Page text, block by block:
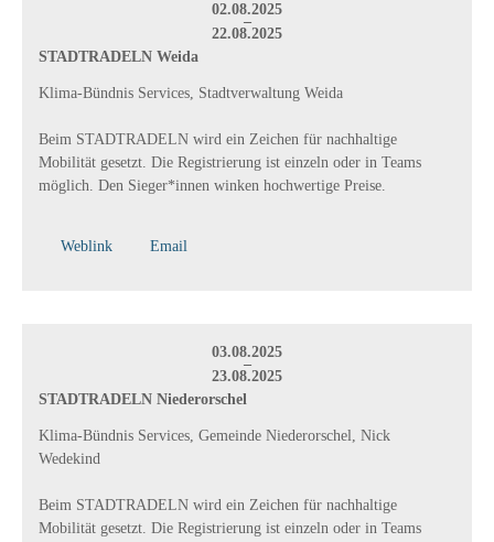
02.08.2025
–
22.08.2025
STADTRADELN Weida
Klima-Bündnis Services, Stadtverwaltung Weida
Beim STADTRADELN wird ein Zeichen für nachhaltige
Mobilität gesetzt. Die Registrierung ist einzeln oder in Teams
möglich. Den Sieger*innen winken hochwertige Preise.
Weblink Email
03.08.2025
–
23.08.2025
STADTRADELN Niederorschel
Klima-Bündnis Services, Gemeinde Niederorschel, Nick
Wedekind
Beim STADTRADELN wird ein Zeichen für nachhaltige
Mobilität gesetzt. Die Registrierung ist einzeln oder in Teams